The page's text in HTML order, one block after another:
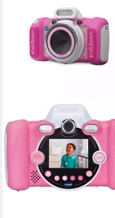
KidiZoom Duo FX 2.0
Kinderkamera
69,99 €
lieferbar in 2 Wochen